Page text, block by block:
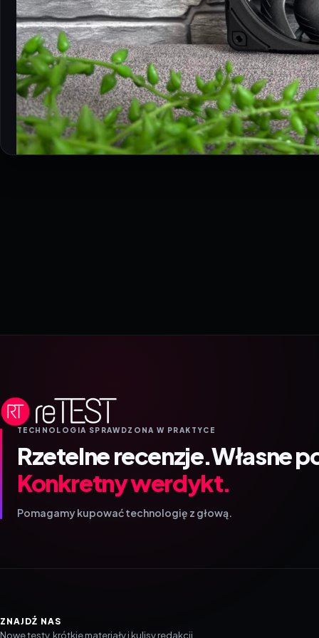
TECHNOLOGIA SPRAWDZONA W PRAKTYCE
Rzetelne recenzje.Własne
Konkretny werdykt.
Pomagamy kupować technologię z głową.
ZNAJDŹ NAS
Nowe testy, krótkie materiały i kulisy redakcji.